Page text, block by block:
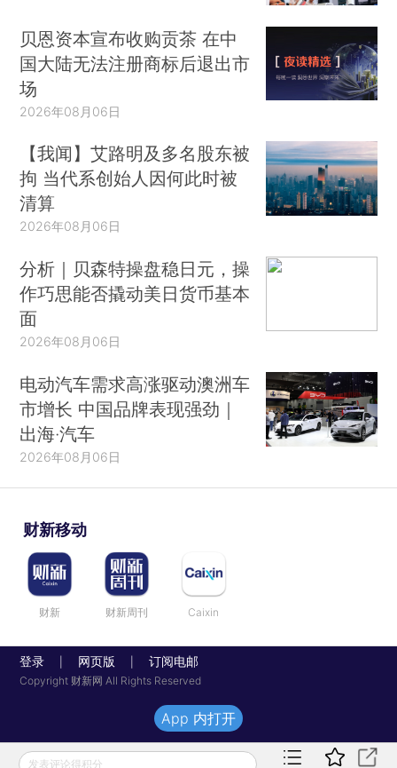
贝恩资本宣布收购贡茶 在中
国大陆无法注册商标后退出市
场
2026年08月06日
【我闻】艾路明及多名股东被
拘 当代系创始人因何此时被
清算
2026年08月06日
分析｜贝森特操盘稳日元，操
作巧思能否撬动美日货币基本
面
2026年08月06日
电动汽车需求高涨驱动澳洲车
市增长 中国品牌表现强劲｜
出海·汽车
2026年08月06日
财新移动
财新 财新周刊 Caixin
登录 网页版 订阅电邮
Copyright 财新网 All Rights Reserved
发表评论得积分
App 内打开